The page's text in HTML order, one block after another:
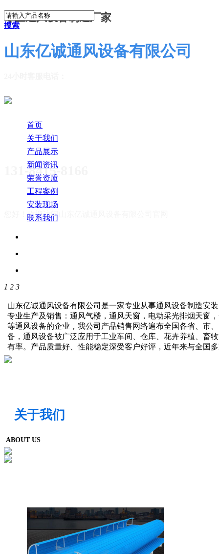
专业通风设备制造厂家
山东亿诚通风设备有限公司
131-8415-8166
您好！欢迎访问
搜索
首页
关于我们
产品展示
新闻资讯
荣誉资质
工程案例
安装现场
联系我们
1 2 3
山东亿诚通风设备有限公司是一家专业从事通风设备制造安
专业生产及销售：通风气楼，通风天窗，电动采光排烟天窗
等通风设备的企业，我公司产品销售网络遍布全国各省、市
备，通风设备被广泛应用于工业车间、仓库、花卉养植、畜
有率。产品质量好、性能稳定深受客户好评，近年来与全国
关于我们
ABOUT US